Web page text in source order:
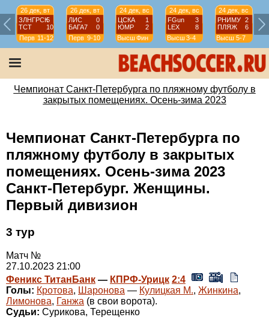
26 дек, вт
ЗЛНГРСК5
ТСТ
10
Перв 11-12
26 дек, вт
ЛИС
0
БАГА7
0
Перв 9-10
24 дек, вс
ЦСКА
1
ЮМР
2
Высш Фин
24 дек, вс
FGun
3
LEX
8
Высш 3-4
24 дек, вс
РНИМУ
2
ПЛЯЖ
6
Высш 5-7
Чемпионат Санкт-Петербурга по пляжному футболу в
закрытых помещениях. Осень-зима 2023
Чемпионат Санкт-Петербурга по
пляжному футболу в закрытых
помещениях. Осень-зима 2023
Санкт-Петербург. Женщины.
Первый дивизион
3 тур
Матч №
27.10.2023 21:00
Феникс ТитанБанк — КПРФ-Урицк 2:4
Голы: Кротова, Шаронова — Кулицкая М., Жинкина,
Лимонова, Ганжа (в свои ворота).
Судьи: Сурикова, Терещенко